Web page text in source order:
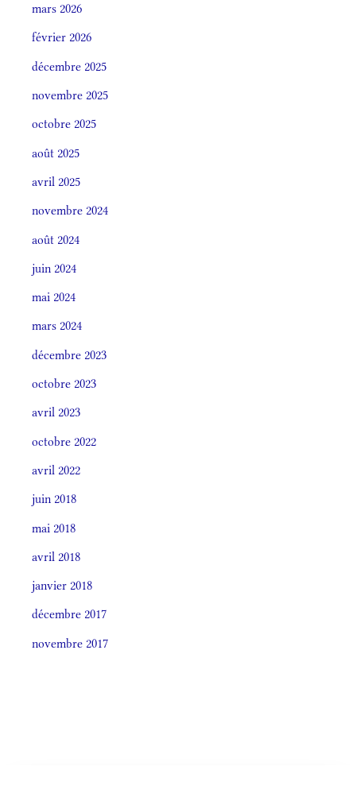
mars 2026
février 2026
décembre 2025
novembre 2025
octobre 2025
août 2025
avril 2025
novembre 2024
août 2024
juin 2024
mai 2024
mars 2024
décembre 2023
octobre 2023
avril 2023
octobre 2022
avril 2022
juin 2018
mai 2018
avril 2018
janvier 2018
décembre 2017
novembre 2017